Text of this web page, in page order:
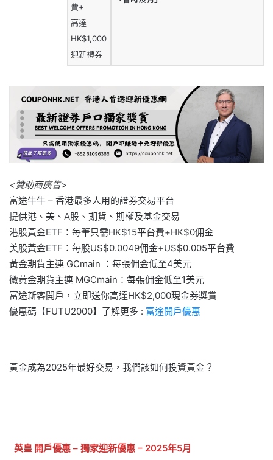
費+
高達
HK$1,000
迎新禮券
<贊助商廣告>
富途牛牛 – 香港最多人用的證券交易平台
提供港、美、A股、期貨、期權及基金交易
港股黃金ETF：每筆只需HK$15平台費+HK$0佣金
美股黃金ETF：每股US$0.0049佣金+US$0.005平台費
黃金期貨主連 GCmain ：每張佣金低至4美元
微黃金期貨主連 MGCmain：每張佣金低至1美元
富途新客開戶，立即送你高達HK$2,000現金券獎賞
優惠碼【FUTU2000】了解更多 : 富途開戶優惠
黃金成為2025年最好交易，我們該如何投資黃金？
英皇 開戶優惠 – 獨家迎新優惠 – 2025年5月